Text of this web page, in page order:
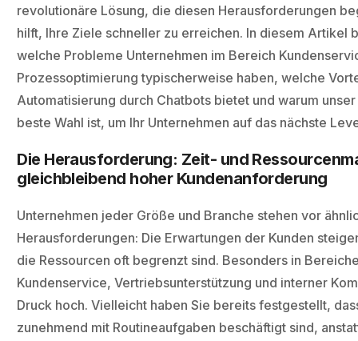
revolutionäre Lösung, die diesen Herausforderungen
hilft, Ihre Ziele schneller zu erreichen. In diesem Artikel
welche Probleme Unternehmen im Bereich
Prozessoptimierung typischerweise haben, welche
Automatisierung durch Chatbots bietet und warum
beste Wahl ist, um Ihr Unternehmen auf das nächste
Die Herausforderung: Zeit- und
gleichbleibend hoher Kundenanforderung
Unternehmen jeder Größe und Branche stehen vor
Herausforderungen: Die Erwartungen der Kunden
die Ressourcen oft begrenzt sind. Besonders in
Kundenservice, Vertriebsunterstützung und interner
Druck hoch. Vielleicht haben Sie bereits festgestellt,
zunehmend mit Routineaufgaben beschäftigt sind,